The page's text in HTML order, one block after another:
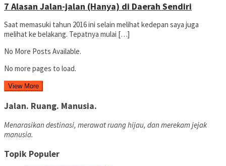
7 Alasan Jalan-jalan (Hanya) di Daerah Sendiri
Saat memasuki tahun 2016 ini selain melihat kedepan saya juga
melihat ke belakang. Tepatnya mulai […]
No More Posts Available.
No more pages to load.
View More
Jalan. Ruang. Manusia.
Menarasikan destinasi, merawat ruang hijau, dan merekam jejak
manusia.
Topik Populer